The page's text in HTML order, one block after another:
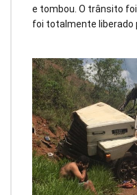
e tombou. O trânsito
foi totalmente liberado